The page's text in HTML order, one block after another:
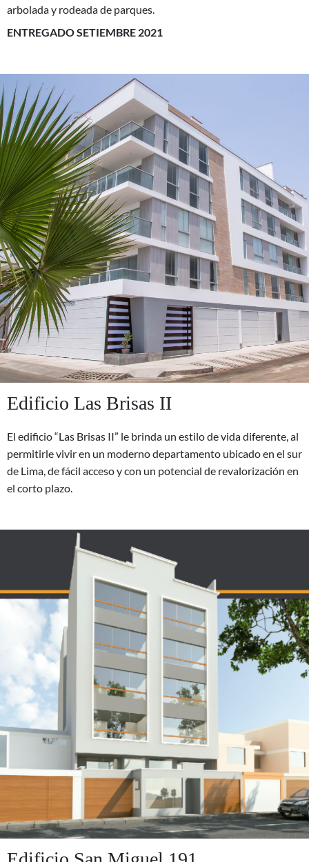
arbolada y rodeada de parques.
ENTREGADO SETIEMBRE 2021
Edificio Las Brisas II
El edificio “Las Brisas II” le brinda un estilo de vida diferente, al
permitirle vivir en un moderno departamento ubicado en el sur
de Lima, de fácil acceso y con un potencial de revalorización en
el corto plazo.